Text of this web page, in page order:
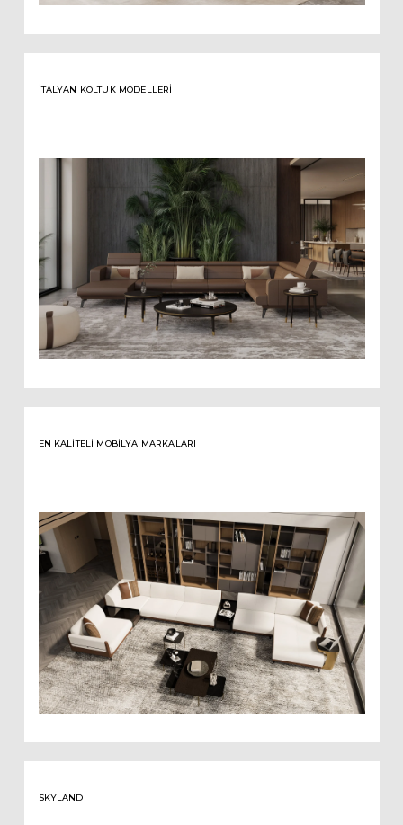
İTALYAN KOLTUK MODELLERI
EN KALITELI MOBILYA MARKALARI
SKYLAND